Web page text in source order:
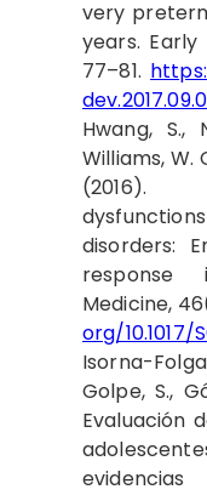
very
years. Early
77–81.
Hwang, S.,
Williams, W.
(2016).
disorders:
response
Medicine,
org/10.1017/
Isorna-
Golpe, S.,
Evaluación